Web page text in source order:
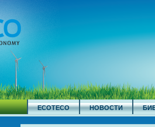
ECOTECO НОВОСТИ